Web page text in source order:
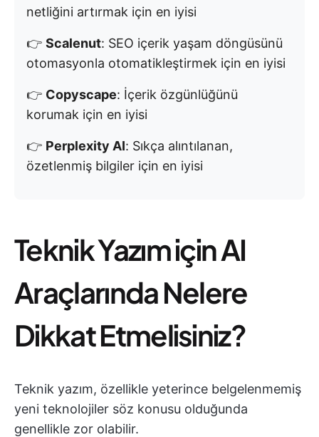
netliğini artırmak için en iyisi
👉 Scalenut: SEO içerik yaşam döngüsünü
otomasyonla otomatikleştirmek için en iyisi
👉 Copyscape: İçerik özgünlüğünü
korumak için en iyisi
👉 Perplexity AI: Sıkça alıntılanan,
özetlenmiş bilgiler için en iyisi
Teknik Yazım için AI
Araçlarında Nelere
Dikkat Etmelisiniz?
Teknik yazım, özellikle yeterince belgelenmemiş
yeni teknolojiler söz konusu olduğunda
genellikle zor olabilir.